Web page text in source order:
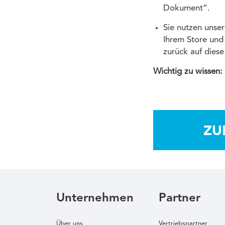
Dokument“.
Sie nutzen
Ihrem Store
zurück auf
Wichtig zu
Unternehmen Partner